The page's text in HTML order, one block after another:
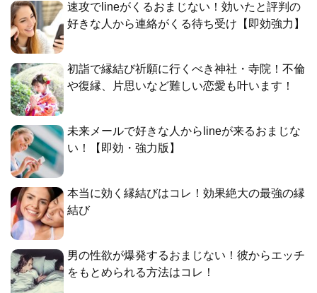
速攻でlineがくるおまじない！効いたと評判の
好きな人から連絡がくる待ち受け【即効強力】
初詣で縁結び祈願に行くべき神社・寺院！不倫
や復縁、片思いなど難しい恋愛も叶います！
未来メールで好きな人からlineが来るおまじな
い！【即効・強力版】
本当に効く縁結びはコレ！効果絶大の最強の縁
結び
男の性欲が爆発するおまじない！彼からエッチ
をもとめられる方法はコレ！